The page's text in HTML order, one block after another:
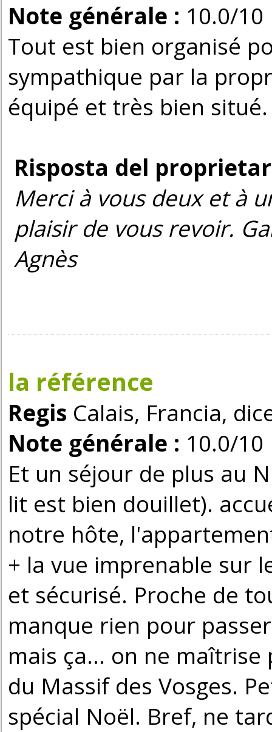
Note générale : 10.0/10
Tout est bien organisé
sympathique par la
équipé et très bien situé.
Risposta del
Merci à vous deux et à
plaisir de vous revoir.
Agnès
la référence
Regis Calais, Francia,
Note générale : 10.0/10
Et un séjour de plus au
lit est bien douillet).
notre hôte,
+ la vue imprenable sur
et sécurisé. Proche de
manque rien pour
mais ça... on ne
du Massif des Vosges.
spécial Noël. Bref, ne